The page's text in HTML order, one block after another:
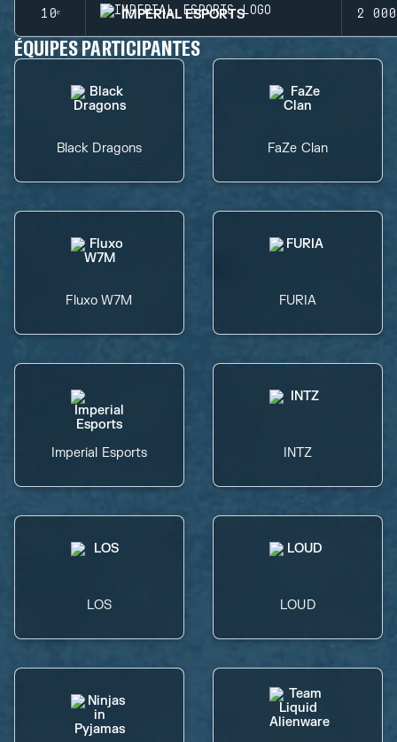
10ᵉ IMPERIAL ESPORTS 2
ÉQUIPES PARTICIPANTES
Black Dragons FaZe Clan
Fluxo W7M FURIA
Imperial Esports INTZ
LOS LOUD